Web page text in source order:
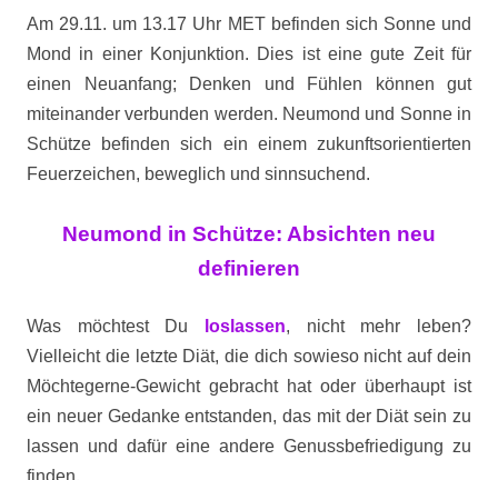
Am 29.11. um 13.17 Uhr MET befinden sich Sonne und
Mond in einer Konjunktion. Dies ist eine gute Zeit für
einen Neuanfang; Denken und Fühlen können gut
miteinander verbunden werden. Neumond und Sonne in
Schütze befinden sich ein einem zukunftsorientierten
Feuerzeichen, beweglich und sinnsuchend.
Neumond in Schütze: Absichten neu
definieren
Was möchtest Du loslassen, nicht mehr leben?
Vielleicht die letzte Diät, die dich sowieso nicht auf dein
Möchtegerne-Gewicht gebracht hat oder überhaupt ist
ein neuer Gedanke entstanden, das mit der Diät sein zu
lassen und dafür eine andere Genussbefriedigung zu
finden.